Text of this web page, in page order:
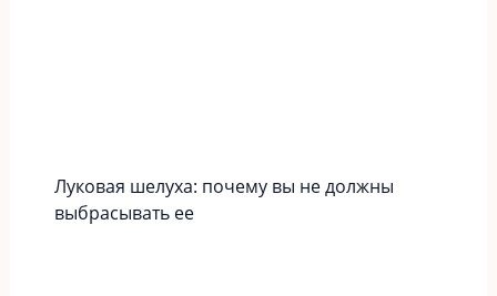
Луковая шелуха: почему вы не должны
выбрасывать ее